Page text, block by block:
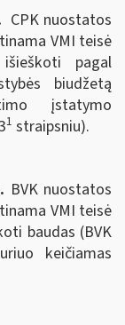
CPK nuostatos
VMI teisė
pagal
biudžetą
įstatymo
1 straipsniu).
BVK nuostatos
VMI teisė
baudas (BVK
keičiamas